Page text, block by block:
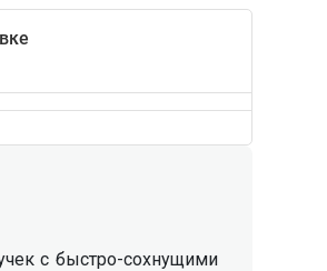
с быстро-сохнущими